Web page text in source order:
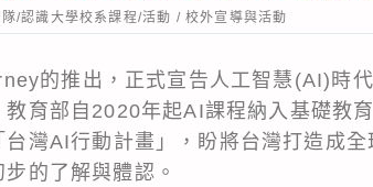
/認識大學校系課程/活動 / 校外宣導與活動
的推出，正式宣告人工智慧(AI)時
育部自2020年起AI課程納入基礎教
灣AI行動計畫」，盼將台灣打造成全
的了解與體認。